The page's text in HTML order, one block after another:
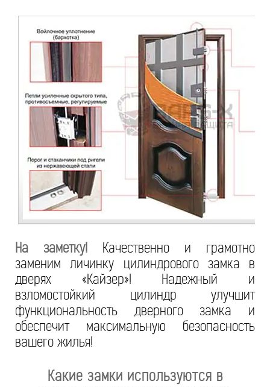
На заметку! Качественно и грамотно
заменим личинку цилиндрового замка в
дверях «Кайзер»! Надежный и
взломостойкий цилиндр улучшит
функциональность дверного замка и
обеспечит максимальную безопасность
вашего жилья!
Какие замки используются в